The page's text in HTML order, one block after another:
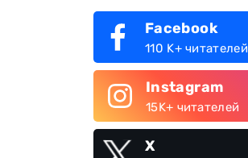
Facebook
110 K+ читателей
Instagram
15K+ читателей
X